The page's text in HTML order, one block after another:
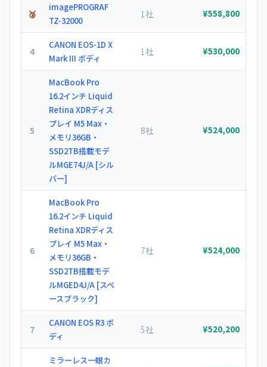
🥉
imagePROGRAF
TZ-32000
1社 ¥558,800
4
CANON EOS-1D X
Mark III ボディ
1社 ¥530,000
5
MacBook Pro
16.2インチ Liquid
Retina XDRディス
プレイ M5 Max・
メモリ36GB・
SSD2TB搭載モデ
ルMGE74J/A [シル
バー]
8社 ¥524,000
6
MacBook Pro
16.2インチ Liquid
Retina XDRディス
プレイ M5 Max・
メモリ36GB・
SSD2TB搭載モデ
ルMGED4J/A [スペ
ースブラック]
7社 ¥524,000
7
CANON EOS R3 ボ
ディ
5社 ¥520,200
ミラーレス一眼カ